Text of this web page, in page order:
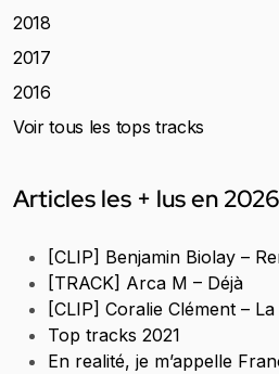
2018
2017
2016
Voir tous les tops tracks
Articles les + lus en 2026
[CLIP] Benjamin Biolay –
[TRACK] Arca M – Déjà
[CLIP] Coralie Clément –
Top tracks 2021
En realité, je m’appelle